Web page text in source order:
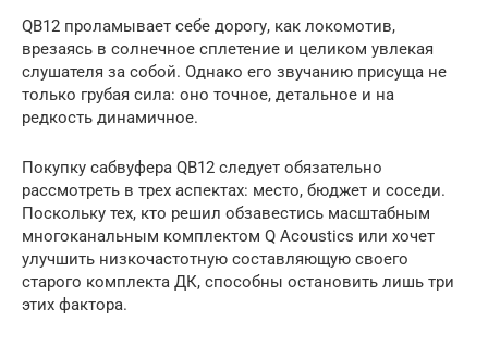
QB12 проламывает себе дорогу, как локомотив,
врезаясь в солнечное сплетение и целиком увлекая
слушателя за собой. Однако его звучанию присуща не
только грубая сила: оно точное, детальное и на
редкость динамичное.
Покупку сабвуфера QB12 следует обязательно
рассмотреть в трех аспектах: место, бюджет и соседи.
Поскольку тех, кто решил обзавестись масштабным
многоканальным комплектом Q Acoustics или хочет
улучшить низкочастотную составляющую своего
старого комплекта ДК, способны остановить лишь три
этих фактора.